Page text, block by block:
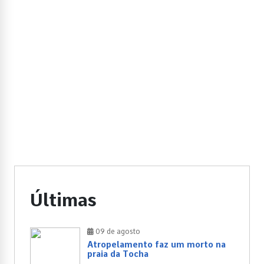
Últimas
09 de agosto
Atropelamento faz um morto na
praia da Tocha